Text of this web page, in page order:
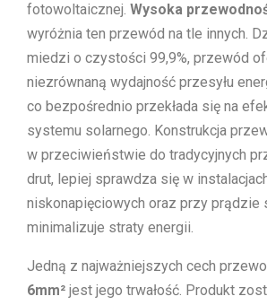
fotowoltaicznej. Wysoka
wyróżnia ten przewód na tle innych.
miedzi o czystości 99,9%, przewód
niezrównaną wydajność przesyłu
co bezpośrednio przekłada się na
systemu solarnego. Konstrukcja
w przeciwieństwie do tradycyjnych
drut, lepiej sprawdza się w
niskonapięciowych oraz przy prądzie
minimalizuje straty energii.
Jedną z najważniejszych cech
6mm² jest jego trwałość. Produkt